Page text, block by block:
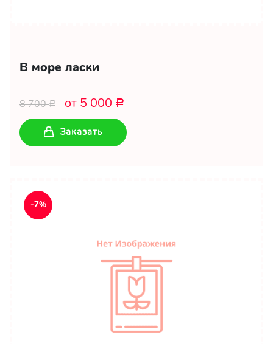
В море ласки
8 700Р от 5 000 Р
Заказать
-7%